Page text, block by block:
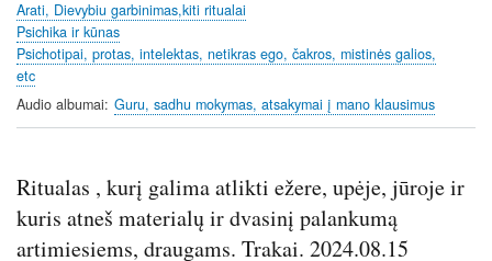
Arati, Dievybiu garbinimas,kiti ritualai
Psichika ir kūnas
Psichotipai, protas, intelektas, netikras ego, čakros, mistinės galios,
etc
Audio albumai Guru, sadhu mokymas, atsakymai į mano klausimus
Ritualas , kurį galima atlikti ežere, upėje, jūroje ir
kuris atneš materialų ir dvasinį palankumą
artimiesiems, draugams. Trakai. 2024.08.15